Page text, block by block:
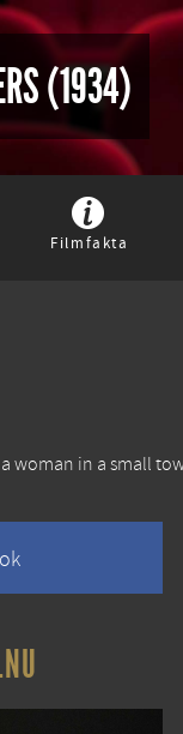
(1934)
Filmfakta
woman in a small